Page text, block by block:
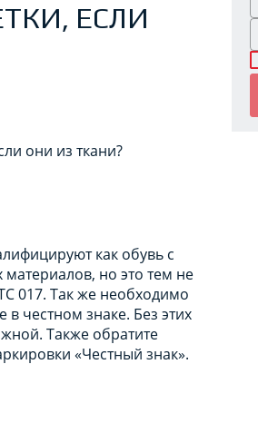
ЕСЛИ
они из ткани?
как обувь с
но это тем не
017. Так же необходимо
честном знаке. Без этих
Также обратите
«Честный знак».